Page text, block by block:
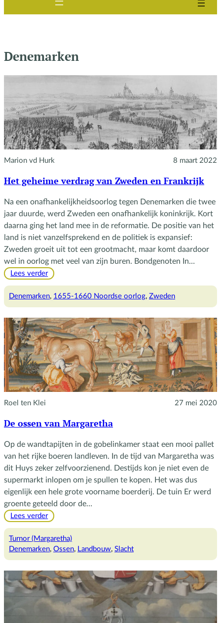
Denemarken
Marion vd Hurk 8 maart 2022
Het geheime verdrag van Zweden en Frankrijk
Na een onafhankelijkheidsoorlog tegen Denemarken die twee
jaar duurde, werd Zweden een onafhankelijk koninkrijk. Kort
daarna ging het land mee in de reformatie. De positie van het
land is niet vanzelfsprekend en de politiek is expansief:
Zweden groeit uit tot een grootmacht, maar komt daardoor
wel in oorlog met veel van zijn buren. Bondgenoten In…
Lees verder:
geheime
Zweden
en
Frankrijk
Denemarken, 1655-1660 Noordse oorlog, Zweden
Roel ten Klei 27 mei 2020
De ossen van Margaretha
Op de wandtapijten in de gobelinkamer staat een mooi pallet
van het rijke boeren landleven. In de tijd van Margaretha was
dit Huys zeker zelfvoorzienend. Destijds kon je niet even de
supermarkt inlopen om je spullen te kopen. Het was dus
eigenlijk een hele grote voorname boerderij. De tuin Er werd
groente geteeld door de…
Lees verder:
ossen
van
Turnor (Margaretha)
Denemarken, Ossen, Landbouw, Slacht